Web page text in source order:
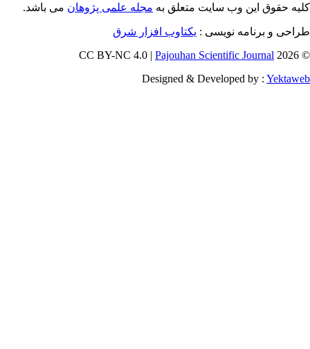
متعلق به مجله علمی پژوهان می باشد.
:یکتاوب افزار شرق
Pajouhan
Designed &